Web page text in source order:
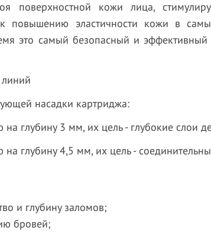
поверхностной кожи лица,
повышению эластичности кожи в
это самый безопасный и
насадки картриджа:
глубину 3 мм, их цель - глубокие слои
глубину 4,5 мм, их цель -
и глубину заломов;
бровей;